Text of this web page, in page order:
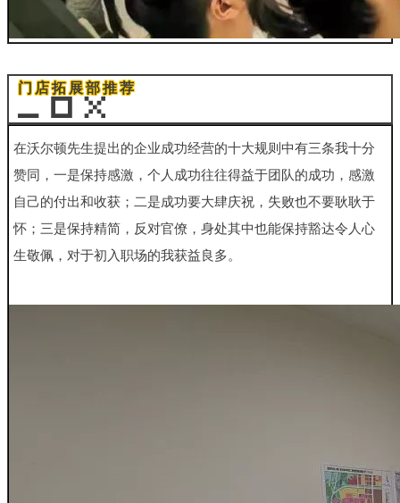
门店拓展部推荐
在沃尔顿先生提出的企业成功经营的十大规则中有三条我十分
赞同，一是保持感激，个人成功往往得益于团队的成功，感激
自己的付出和收获；二是成功要大肆庆祝，失败也不要耿耿于
怀；三是保持精简，反对官僚，身处其中也能保持豁达令人心
生敬佩，对于初入职场的我获益良多。